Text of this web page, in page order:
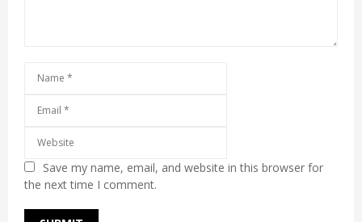
Save my name, email, and website in this browser for
the next time I comment.